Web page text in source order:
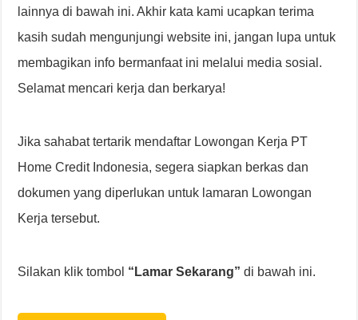
lainnya di bawah ini. Akhir kata kami ucapkan terima
kasih sudah mengunjungi website ini, jangan lupa untuk
membagikan info bermanfaat ini melalui media sosial.
Selamat mencari kerja dan berkarya!
Jika sahabat tertarik mendaftar Lowongan Kerja PT
Home Credit Indonesia, segera siapkan berkas dan
dokumen yang diperlukan untuk lamaran Lowongan
Kerja tersebut.
Silakan klik tombol “Lamar Sekarang” di bawah ini.